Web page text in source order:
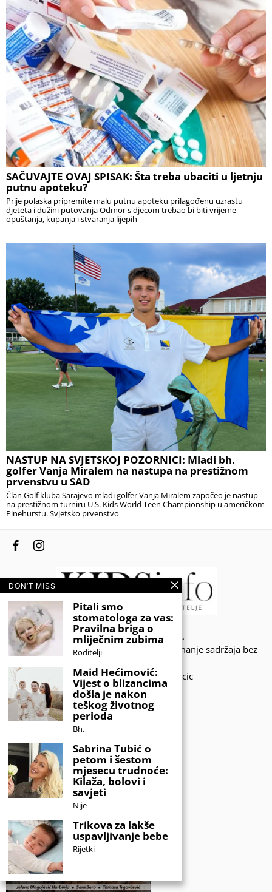
SAČUVAJTE OVAJ SPISAK: Šta treba ubaciti u ljetnju
putnu apoteku?
Prije polaska pripremite malu putnu apoteku prilagođenu uzrastu
djeteta i dužini putovanja Odmor s djecom trebao bi biti vrijeme
opuštanja, kupanja i stvaranja lijepih
NASTUP NA SVJETSKOJ POZORNICI: Mladi bh.
golfer Vanja Miralem na nastupa na prestižnom
prvenstvu u SAD
Član Golf kluba Sarajevo mladi golfer Vanja Miralem započeo je nastup
na prestižnom turniru U.S. Kids World Teen Championship u američkom
Pinehurstu. Svjetsko prvenstvo
© 2020 - KIDSINFO.BA.
Sva prava zadržana. Zabranjeno preuzimanje sadržaja bez
Developed by Amar SIjercic
IZAŠAO JE NOVI MAGAZIN!
DON'T MISS
Pitali smo
stomatologa za vas:
Pravilna briga o
mliječnim zubima
Roditelji
Maid Hećimović:
Vijest o blizancima
došla je nakon
teškog životnog
perioda
Bh.
Sabrina Tubić o
petom i šestom
mjesecu trudnoće:
Kilaža, bolovi i
savjeti
Nije
Trikova za lakše
uspavljivanje bebe
Rijetki